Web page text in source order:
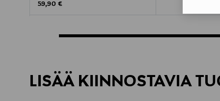
Original Price
59,90 €
LISÄÄ KIINNOSTAVIA